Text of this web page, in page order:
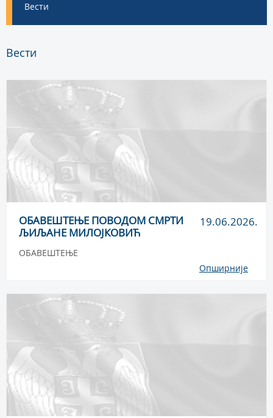
Вести
Вести
ОБАВЕШТЕЊЕ ПОВОДОМ СМРТИ
ЉИЉАНЕ МИЛОЈКОВИЋ
19.06.2026.
ОБАВЕШТЕЊЕ
Опширније